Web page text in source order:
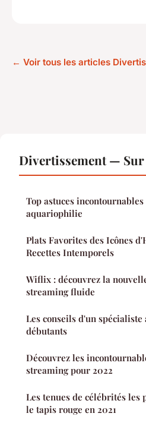
← Voir tous les articles
Divertissement — Sur
Top astuces
aquariophilie
Plats Favorites des Icônes
Recettes Intemporels
Wiflix : découvrez la
streaming fluide
Les conseils d'un
débutants
Découvrez les
streaming pour 2022
Les tenues de célébrités les
le tapis rouge en 2021